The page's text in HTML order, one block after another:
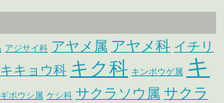
アジサイ科 アヤメ属 アヤメ科 イチリ
キキョウ科 キク科 キンポウゲ属 キ
ギボウシ属 ケシ科 サクラソウ属 サクラ